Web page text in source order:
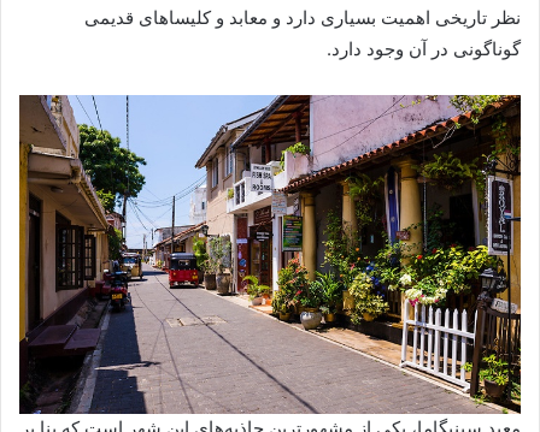
نظر تاریخی اهمیت بسیاری دارد و معابد و کلیساهای قدیمی
گوناگونی در آن وجود دارد.